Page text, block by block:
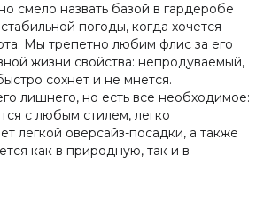
смело назвать базой в гардеробе
погоды, когда хочется
Мы трепетно любим флис за его
жизни свойства: непродуваемый,
сохнет и не мнется.
лишнего, но есть все необходимое:
с любым стилем, легко
легкой оверсайз-посадки, а также
как в природную, так и в